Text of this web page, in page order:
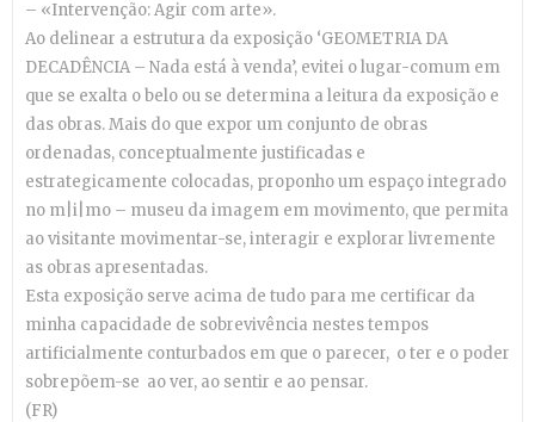
– «Intervenção: Agir com arte».
Ao delinear a estrutura da exposição ‘GEOMETRIA DA
DECADÊNCIA – Nada está à venda’, evitei o lugar-comum em
que se exalta o belo ou se determina a leitura da exposição e
das obras. Mais do que expor um conjunto de obras
ordenadas, conceptualmente justificadas e
estrategicamente colocadas, proponho um espaço integrado
no m|i|mo – museu da imagem em movimento, que permita
ao visitante movimentar-se, interagir e explorar livremente
as obras apresentadas.
Esta exposição serve acima de tudo para me certificar da
minha capacidade de sobrevivência nestes tempos
artificialmente conturbados em que o parecer, o ter e o poder
sobrepõem-se ao ver, ao sentir e ao pensar.
(FR)